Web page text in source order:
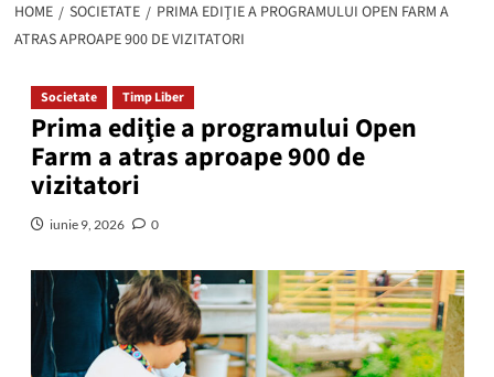
HOME SOCIETATE
PRIMA EDIŢIE A PROGRAMULUI OPEN FARM A
ATRAS APROAPE 900 DE VIZITATORI
Societate Timp Liber
Prima ediţie a programului Open
Farm a atras aproape 900 de
vizitatori
iunie 9, 2026 0